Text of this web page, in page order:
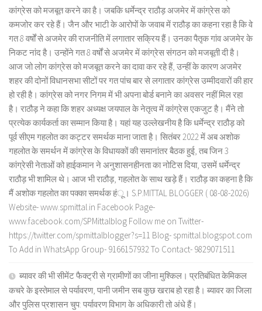
कांग्रेस को मजबूत करने का है। जबकि धर्मेन्द्र राठौड़ अजमेर में कांग्रेस को
कमजोर कर रहे हैं। जैन और भाटी के आरोपों के जवाब में राठौड़ का कहना रहा है कि वे
गत 8 वर्षों से अजमेर की राजनीति में लगातार सक्रिय हैं। उनका पैतृक गांव अजमेर के
निकट नांद है। उन्होंने गत 8 वर्षों से अजमेर में कांग्रेस संगठन को मजबूती दी है।
आज जो लोग कांग्रेस को मजबूत करने का दावा कर रहे हैं, उन्हीं के कारण अजमेर
शहर की दोनों विधानसभा सीटों पर गत पांच बार से लगातार कांग्रेस उम्मीदवारों की हार
हो रही है। कांग्रेस को नगर निगम में भी अपना बोर्ड बनाने का अवसर नहीं मिल रहा
है। राठौड़ ने कहा कि शहर अध्यक्ष जयपाल के नेतृत्व में कांग्रेस एकजुट है। मैंने तो
प्रत्येक कार्यकर्ता का सम्मान किया है। यहां यह उल्लेखनीय है कि धर्मेन्द्र राठौड़ को
पूर्व सीएम गहलोत का कट्टर समर्थक माना जाता है। सितंबर 2022 में अब अशोक
गहलोत के समर्थन में कांग्रेस के विधायकों की समानांतर बैठक हुई, तब जिन 3
कांग्रेसी नेताओं को हाईकमान ने अनुशासनहीनता का नोटिस दिया, उसमें धर्मेन्द्र
राठौड़ भी शामिल थे। आज भी राठौड़, गहलोत के साथ खड़े हैं। राठौड़ का कहना है कि
मैं अशोक गहलोत का पक्का समर्थक हंू। S.P.MITTAL BLOGGER ( 08-08-2026)
Website- www.spmittal.in Facebook Page-
www.facebook.com/SPMittalblog Follow me on Twitter-
https://twitter.com/spmittalblogger?s=11 Blog- spmittal.blogspot.com
To Add in WhatsApp Group- 9166157932 To Contact- 9829071511
ब्यावर की भी सीमेंट फैक्ट्री से ग्रामीणों का जीना मुश्किल। प्रतिबंधित केमिकल
कचरे के इस्तेमाल से पर्यावरण, पानी जमीन सब कुछ खराब हो रहा है। ब्यावर का जिला
और पुलिस प्रशासन चुप: पर्यावरण विभाग के अधिकारी तो अंधे हैं।